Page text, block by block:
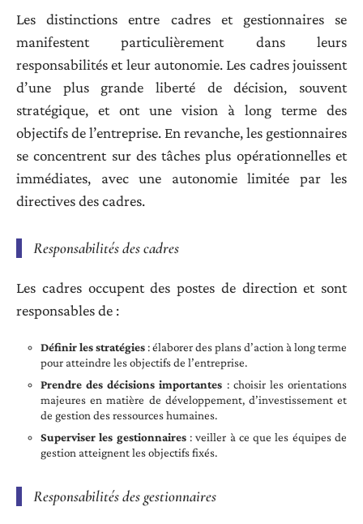
Les distinctions entre cadres et gestionnaires se
manifestent particulièrement dans leurs
responsabilités et leur autonomie. Les cadres jouissent
d’une plus grande liberté de décision, souvent
stratégique, et ont une vision à long terme des
objectifs de l’entreprise. En revanche, les gestionnaires
se concentrent sur des tâches plus opérationnelles et
immédiates, avec une autonomie limitée par les
directives des cadres.
Responsabilités des cadres
Les cadres occupent des postes de direction et sont
responsables de :
Définir les stratégies: élaborer des plans d’action à long terme
pour atteindre les objectifs de l’entreprise.
Prendre des décisions importantes : choisir les orientations
majeures en matière de développement, d’investissement et
de gestion des ressources humaines.
Superviser les gestionnaires: veiller à ce que les équipes de
gestion atteignent les objectifs fixés.
Responsabilités des gestionnaires